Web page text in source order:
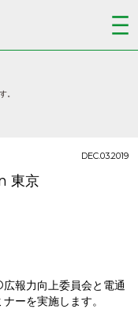
。
東京
DEC.03.2019
報力向上委員会と電通
ーを実施します。